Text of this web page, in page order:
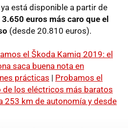
está disponible a partir de
3.650 euros más caro que el
(desde 20.810 euros).
el Škoda Kamiq 2019: el
saca buena nota en
prácticas | Probamos el
de los eléctricos más baratos
253 km de autonomía y desde